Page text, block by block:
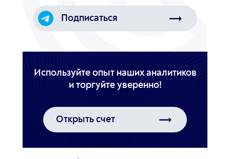
Подписаться
Используйте опыт наших аналитиков
Открыть счет